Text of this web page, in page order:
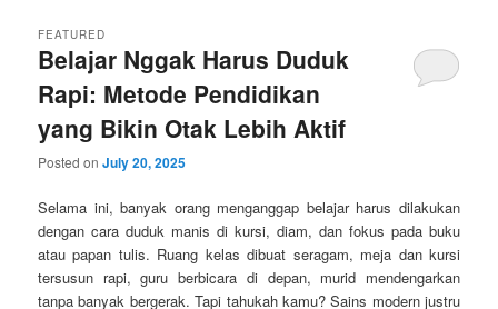
Belajar Nggak Harus Duduk
Rapi: Metode Pendidikan
yang Bikin Otak Lebih Aktif
FEATURED
Posted onJuly 20, 2025
Selama ini, banyak orang menganggap belajar harus dilakukan
dengan cara duduk manis di kursi, diam, dan fokus pada buku
atau papan tulis. Ruang kelas dibuat seragam, meja dan kursi
tersusun rapi, guru berbicara di depan, murid mendengarkan
tanpa banyak bergerak. Tapi tahukah kamu? Sains modern justru